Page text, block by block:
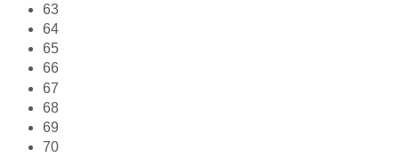
63
64
65
66
67
68
69
70